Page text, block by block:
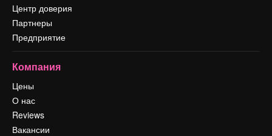
Центр доверия
Партнеры
Предприятие
Компания
Цены
О нас
Reviews
Вакансии